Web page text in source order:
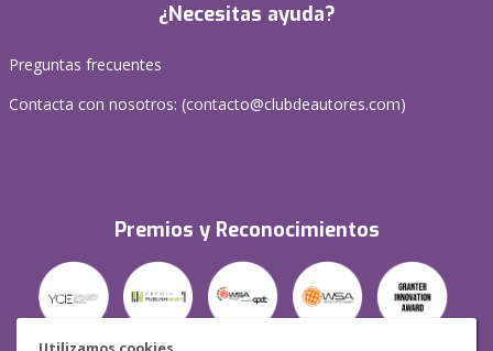
¿Necesitas ayuda?
Preguntas frecuentes
Contacta con nosotros: (contacto@clubdeautores.com)
Premios y Reconocimientos